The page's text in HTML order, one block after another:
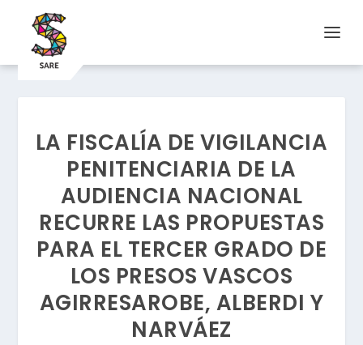
LA FISCALÍA DE VIGILANCIA
PENITENCIARIA DE LA
AUDIENCIA NACIONAL
RECURRE LAS PROPUESTAS
PARA EL TERCER GRADO DE
LOS PRESOS VASCOS
AGIRRESAROBE, ALBERDI Y
NARVÁEZ